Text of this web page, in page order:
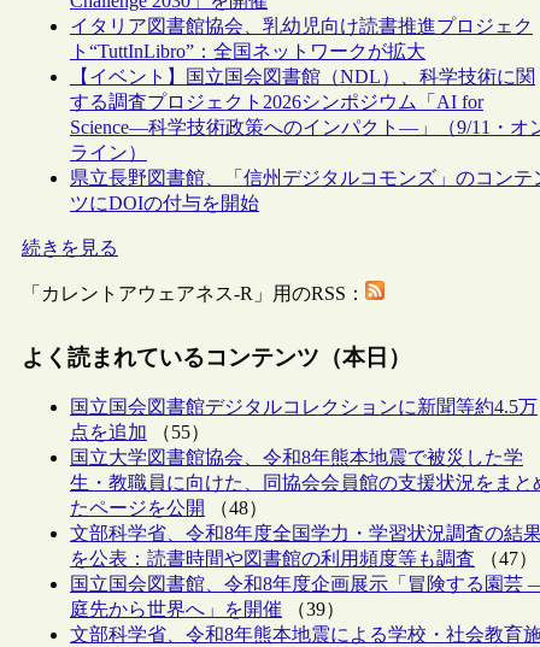
イタリア図書館協会、乳幼児向け読書推進プロジェク
ト“TuttInLibro”：全国ネットワークが拡大
【イベント】国立国会図書館（NDL）、科学技術に関
する調査プロジェクト2026シンポジウム「AI for
Science―科学技術政策へのインパクト―」（9/11・オ
ライン）
県立長野図書館、「信州デジタルコモンズ」のコンテ
ツにDOIの付与を開始
続きを見る
「カレントアウェアネス-R」用のRSS：
よく読まれているコンテンツ（本日）
国立国会図書館デジタルコレクションに新聞等約4.5万
点を追加 （55）
国立大学図書館協会、令和8年熊本地震で被災した学
生・教職員に向けた、同協会会員館の支援状況をまと
たページを公開
（48）
文部科学省、令和8年度全国学力・学習状況調査の結
を公表：読書時間や図書館の利用頻度等も調査 （47）
国立国会図書館、令和8年度企画展示「冒険する園芸
庭先から世界へ」を開催 （39）
文部科学省、令和8年熊本地震による学校・社会教育